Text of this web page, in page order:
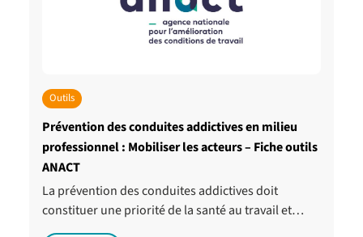
Outils
Prévention des conduites addictives en milieu
professionnel : Mobiliser les acteurs – Fiche outils
ANACT
La prévention des conduites addictives doit
constituer une priorité de la santé au travail et…